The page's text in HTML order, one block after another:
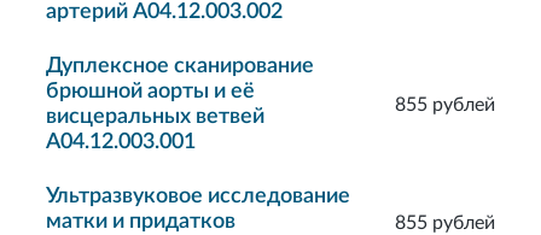
артерий A04.12.003.002
Дуплексное сканирование
брюшной аорты и её
висцеральных ветвей
A04.12.003.001
855 рублей
Ультразвуковое исследование
матки и придатков
855 рублей